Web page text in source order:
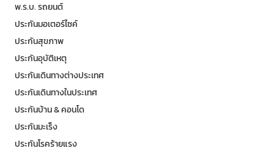
พ.ร.บ. รถยนต์
ประกันมอเตอร์ไซค์
ประกันสุขภาพ
ประกันอุบัติเหตุ
ประกันเดินทางต่างประเทศ
ประกันเดินทางในประเทศ
ประกันบ้าน & คอนโด
ประกันมะเร็ง
ประกันโรคร้ายแรง